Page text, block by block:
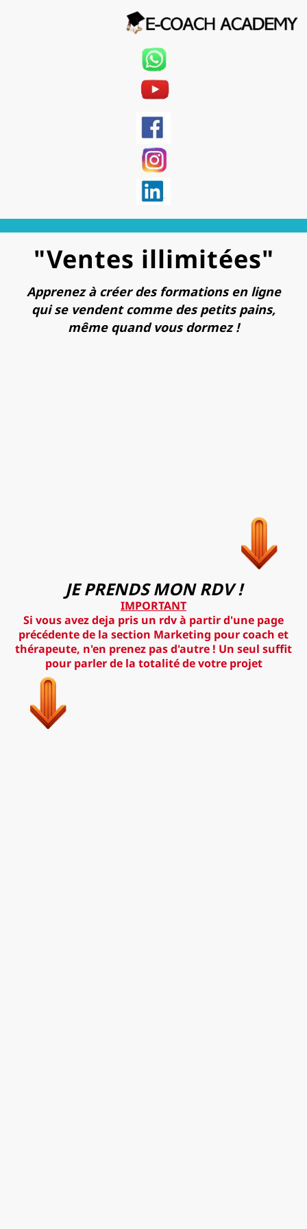
"Ventes illimitées"
Apprenez à créer des formations en ligne
qui se vendent comme des petits pains,
même quand vous dormez !
JE PRENDS MON RDV !
IMPORTANT
Si vous avez deja pris un rdv à partir d'une page
précédente de la section Marketing pour coach et
thérapeute, n'en prenez pas d'autre ! Un seul suffit
pour parler de la totalité de votre projet